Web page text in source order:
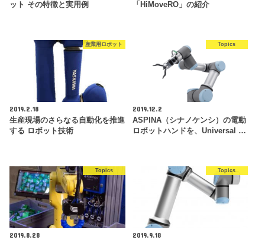
ット その特徴と実用例
「HiMoveRO」の紹介
産業用ロボット
2019.2.18
生産現場のさらなる自動化を推進
する ロボット技術
Topics
2019.12.2
ASPINA（シナノケンシ）の電動
ロボットハンドを、Universal …
Topics
2019.8.28
Topics
2019.9.18